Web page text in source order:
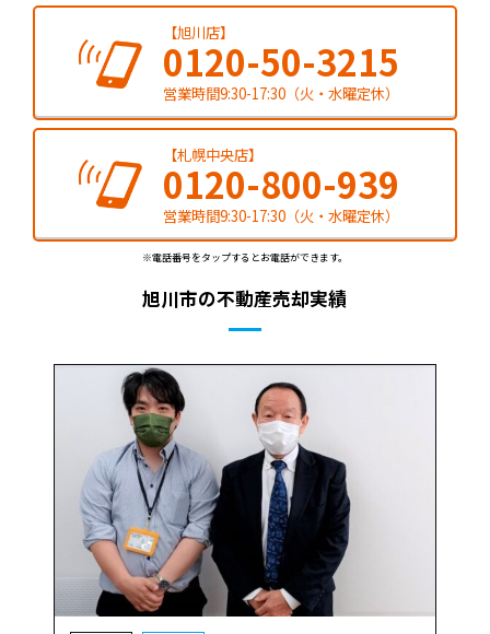
【旭川店】
0120-50-3215
営業時間9:30-17:30（火・水曜定休）
【札幌中央店】
0120-800-939
営業時間9:30-17:30（火・水曜定休）
※電話番号をタップするとお電話ができます。
旭川市の不動産売却実績